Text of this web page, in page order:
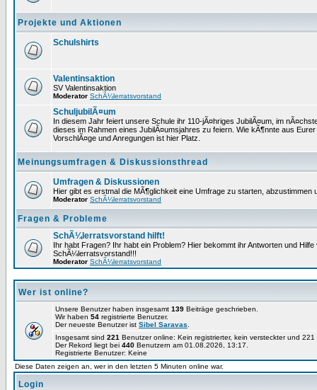
Projekte und Aktionen
Schulshirts
Valentinsaktion
SV Valentinsaktion
Moderator SchÃ¼lerratsvorstand
SchuljubilÃ¤um
In diesem Jahr feiert unsere Schule ihr 110-jÃ¤hriges JubilÃ¤um, im
dieses im Rahmen eines JubilÃ¤umsjahres zu feiern. Wie kÃ¶nnte aus
VorschlÃ¤ge und Anregungen ist hier Platz.
Meinungsumfragen & Diskussionsthread
Umfragen & Diskussionen
Hier gibt es erstmal die MÃ¶glichkeit eine Umfrage zu starten,
Moderator SchÃ¼lerratsvorstand
Fragen & Probleme
SchÃ¼lerratsvorstand hilft!
Ihr habt Fragen? Ihr habt ein Problem? Hier bekommt ihr Antworten und
SchÃ¼lerratsvorstand!!!
Moderator SchÃ¼lerratsvorstand
Wer ist online?
Unsere Benutzer haben insgesamt 139 Beiträge geschrieben.
Wir haben 54 registrierte Benutzer.
Der neueste Benutzer ist Sibel Saravas
Insgesamt sind 221 Benutzer online: Kein registrierter, kein versteckter und
Der Rekord liegt bei 440 Benutzern am 01.08.2026, 13:17.
Registrierte Benutzer: Keine
Diese Daten zeigen an, wer in den letzten 5 Minuten online war.
Login